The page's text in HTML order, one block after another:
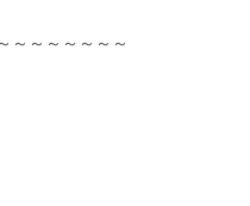
～～～～～～～